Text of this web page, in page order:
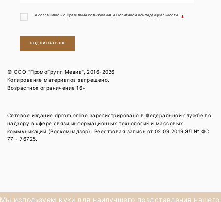
Я соглашаюсь с Правилами пользования иПолитикой конфиденциальности *
ПОДПИСАТЬСЯ
© ООО "ПромоГрупп Медиа", 2016-2026
Копирование материалов запрещено.
Возрастное ограничение 16+
Сетевое издание dprom.online зарегистрировано в Федеральной службе по
надзору в сфере связи,информационных технологий и массовых
коммуникаций (Роскомнадзор). Реестровая запись от 02.09.2019 ЭЛ № ФС
77 - 76725.
Мы используем куки для наилучшего представления нашего